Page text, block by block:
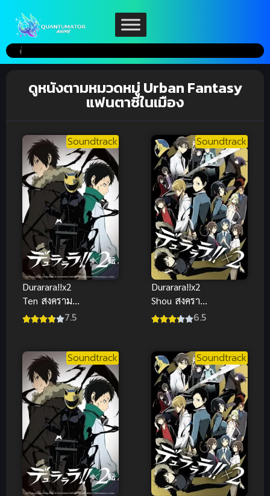
ดูหนังตามหมวดหมู่ Urban Fantasy
แฟนตาซีในเมือง
Soundtrack
Durarara!!x2
Ten สงคราม
แดนสนธยา7.5
Soundtrack
Durarara!!x2
Shou สงคราม
แดนสนธยา6.5
Soundtrack Soundtrack